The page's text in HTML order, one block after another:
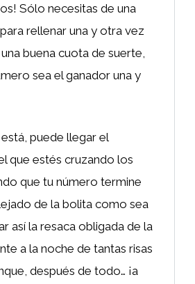
Sólo necesitas de una
rellenar una y otra vez
buena cuota de suerte,
sea el ganador una y
puede llegar el
que estés cruzando los
que tu número termine
de la bolita como sea
así la resaca obligada de la
a la noche de tantas risas
después de todo… ¡a